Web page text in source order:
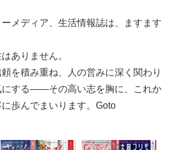
メディア、生活情報誌は、ますます
ありません。
を積み重ね、人の営みに深く関わり
にする――その高い志を胸に、これか
歩んでまいります。Goto